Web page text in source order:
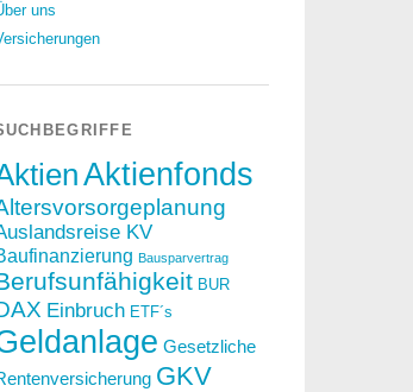
uns
Aktienfonds
KV
Bausparvertrag
BUR
Einbruch ETF´s
Gesetzliche
GKV